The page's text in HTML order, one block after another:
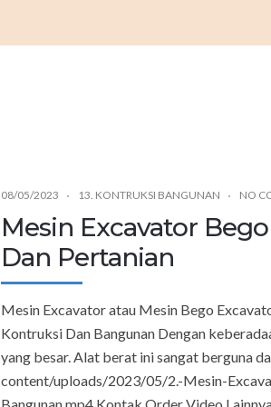
08/05/2023 13. KONTRUKSI BANGUNAN NO
Mesin Excavator
Dan Pertanian
Mesin Excavator atau Mesin Bego
Kontruksi Dan Bangunan Dengan
yang besar. Alat berat ini sangat berguna
content/uploads/2023/05/2.-Mesin-